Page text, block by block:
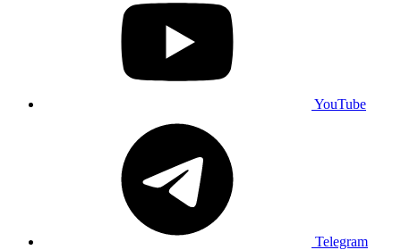
YouTube
Telegram